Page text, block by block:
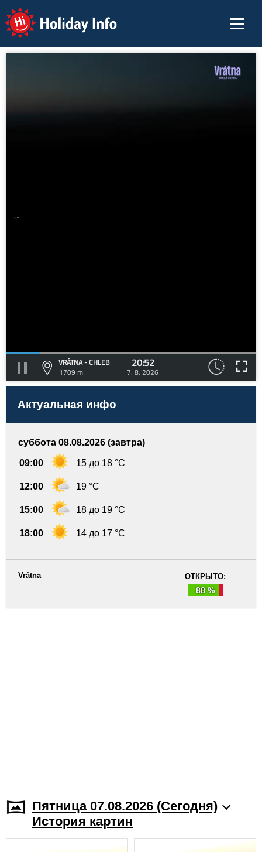
Holiday Info
VRÁTNA - CHLEB
1709 m
20:52
7. 8. 2026
Актуальная инфо
суббота 08.08.2026 (завтра)
09:00 15 до 18 °C
12:00 19 °C
15:00 18 до 19 °C
18:00 14 до 17 °C
ОТКРЫТО:
88 %
Vrátna
Пятница 07.08.2026 (Cегодня)
История картин